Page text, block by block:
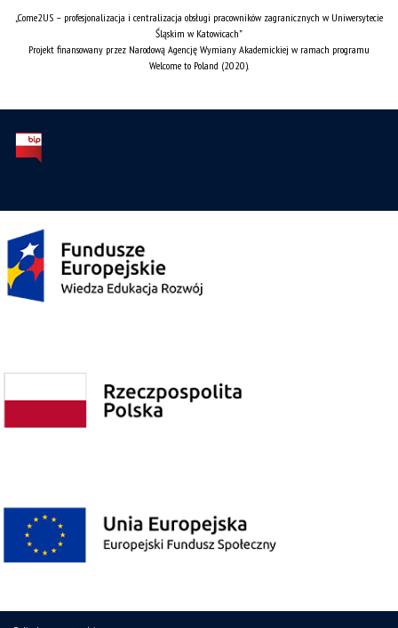
„Come2US – profesjonalizacja i centralizacja obsługi pracowników zagranicznych w Uniwersytecie
Śląskim w Katowicach”
Projekt finansowany przez Narodową Agencję Wymiany Akademickiej w ramach programu
Welcome to Poland (2020).